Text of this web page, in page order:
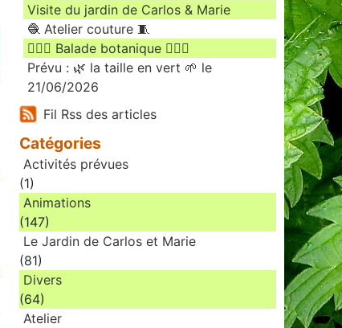
Visite du jardin de Carlos & Marie
🧶 Atelier couture 🧵
🚶🏻‍♀️ Balade botanique 🚶🏻‍♂️
Prévu : 🌿 la taille en vert 🌱 le
21/06/2026
Fil Rss des articles
Catégories
Activités prévues
(1)
Animations
(147)
Le Jardin de Carlos et Marie
(81)
Divers
(64)
Atelier